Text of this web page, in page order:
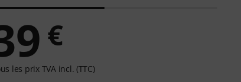
€
les prix TVA incl. (TTC)